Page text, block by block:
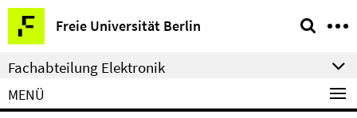
Springe
direkt
zu
Inhalt
Freie Universität Berlin
Service-
Navigation
Fachabteilung Elektronik
MENÜ